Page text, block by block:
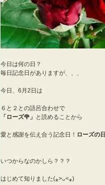
今日は何の日？
毎日記念日がありますが、、、
今日、6月2日は
６と２との語呂合わせで
「ローズ🌹」 と読めることから
愛と感謝を伝え合う記念日！ ローズの日
いつからなのかしら？？？
はじめて知りました(⁎˃ᴗ˂⁎)